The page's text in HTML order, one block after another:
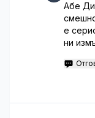
Абе
е
ни